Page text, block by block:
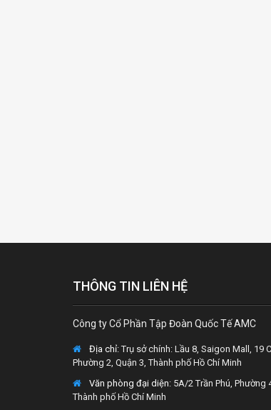
THÔNG TIN LIÊN HỆ
Công ty Cổ Phần Tập Đoàn Quốc Tế AMC
Địa chỉ:Trụ sở chính: Lầu 8, Saigon Mall, 19
Phường 2, Quận 3, Thành phố Hồ Chí Minh
Văn phòng đại diện: 5A/2 Trần Phú, Phường
Thành phố Hồ Chí Minh